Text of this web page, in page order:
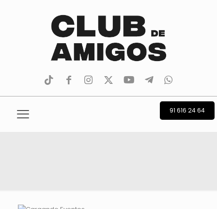
tiktokfacebookinstagram
TwitterYoutubeTelegramwhatsapp
91 616 24 64